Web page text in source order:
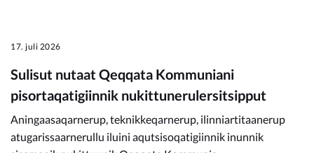
17. juli 2026
Sulisut nutaat Qeqqata Kommuniani
pisortaqatigiinnik nukittunerulersitsipput
Aningaasaqarnerup, teknikkeqarnerup, ilinniartitaanerup
atugarissaarnerullu iluini aqutsisoqatigiinnik inunnik